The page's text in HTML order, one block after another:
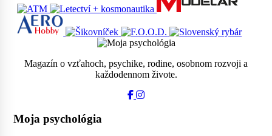
Magazín o vzťahoch, psychike, rodine, osobnom rozvoji a
každodennom živote.
Moja psychológia